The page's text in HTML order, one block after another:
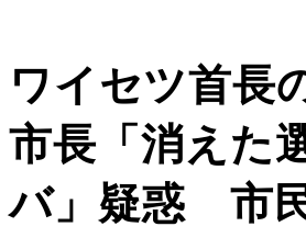
ワイセツ首長
市長「消えた
バ」疑惑 市